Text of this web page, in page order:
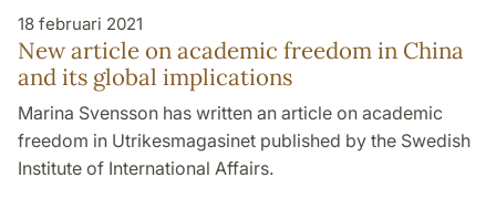
18 februari 2021
New article on academic freedom in China
and its global implications
Marina Svensson has written an article on academic
freedom in Utrikesmagasinet published by the Swedish
Institute of International Affairs.